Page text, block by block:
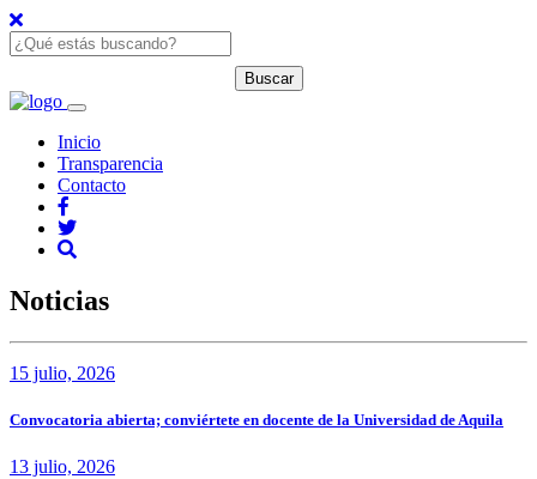
Inicio
Transparencia
Contacto
Noticias
15 julio, 2026
Convocatoria abierta; conviértete en docente de la Universidad de Aquila
13 julio, 2026